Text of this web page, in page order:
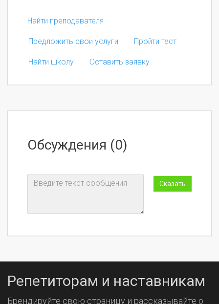
Найти преподавателя
Предложить свои услуги Пройти тест
Найти школу Оставить заявку
Обсуждения (0)
Репетиторам и наставникам
Брендируйте свою страницу и рассказывайте о